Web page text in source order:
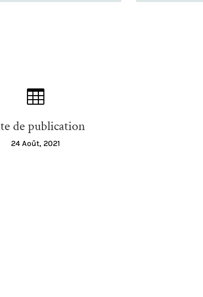

de publication
24 Août, 2021